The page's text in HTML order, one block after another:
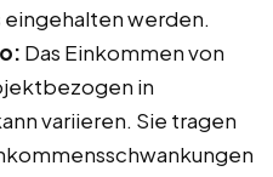
eingehalten werden.
Das Einkommen von
in
variieren. Sie tragen